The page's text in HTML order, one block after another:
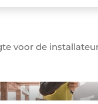
voor de